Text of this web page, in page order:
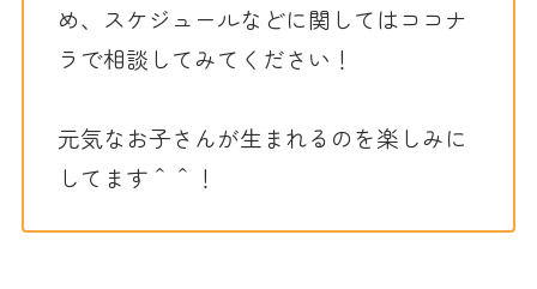
め、スケジュールなどに関してはココナ
ラで相談してみてください！
元気なお子さんが生まれるのを楽しみに
してます＾＾！